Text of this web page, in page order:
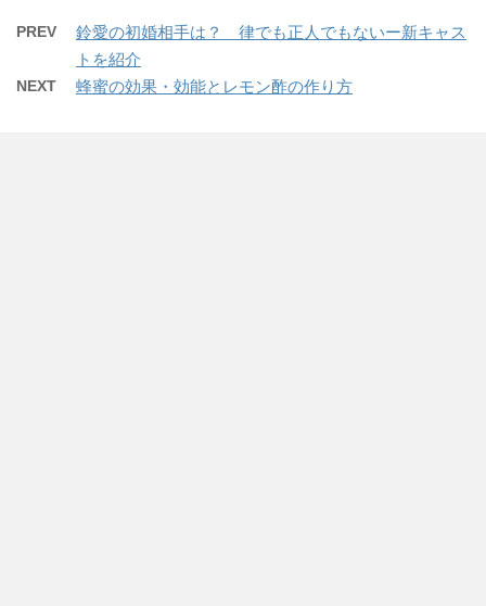
PREV
鈴愛の初婚相手は？ 律でも正人でもないー新キャス
トを紹介
NEXT 蜂蜜の効果・効能とレモン酢の作り方